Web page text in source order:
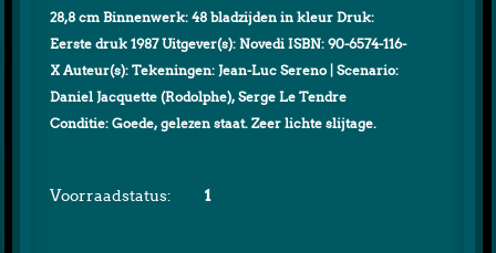
28,8 cm Binnenwerk: 48 bladzijden in kleur Druk:
Eerste druk 1987 Uitgever(s): Novedi ISBN: 90-6574-116-
X Auteur(s): Tekeningen: Jean-Luc Sereno | Scenario:
Daniel Jacquette (Rodolphe), Serge Le Tendre
Conditie: Goede, gelezen staat. Zeer lichte slijtage.
Voorraadstatus: 1